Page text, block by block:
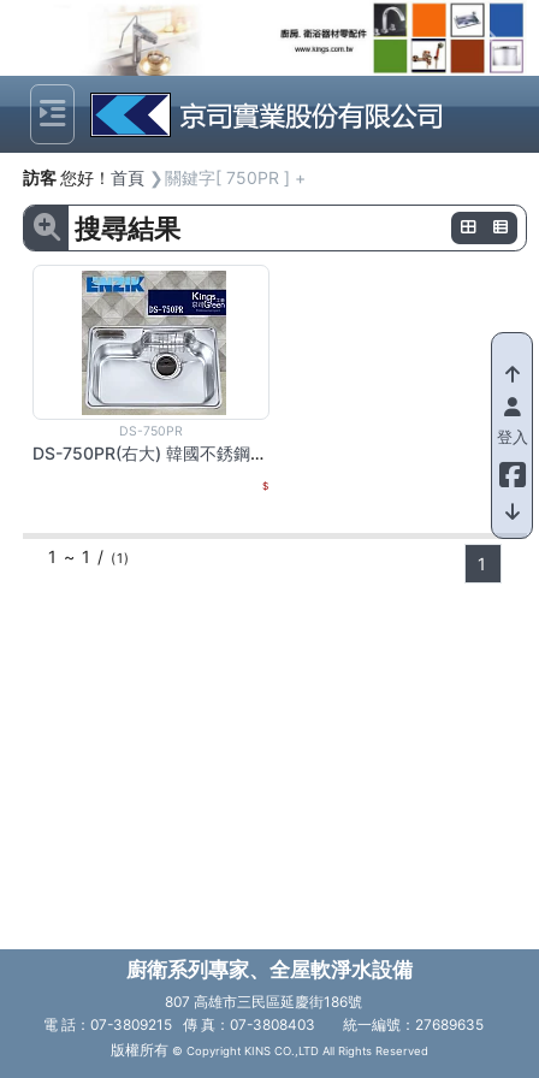
Previous Next
訪客您好！ 首頁 關鍵字[ 750PR ] +
搜尋結果
DS-750PR
DS-750PR(右大) 韓國不銹鋼水槽
1 ~ 1 / (1) 1
登入
廚衛系列專家、全屋軟淨水設備
807 高雄市三民區延慶街186號
電 話：07-3809215 傳 真：07-3808403
統一編號：27689635
版權所有 © Copyright KINS CO.,LTD All Rights Reserved